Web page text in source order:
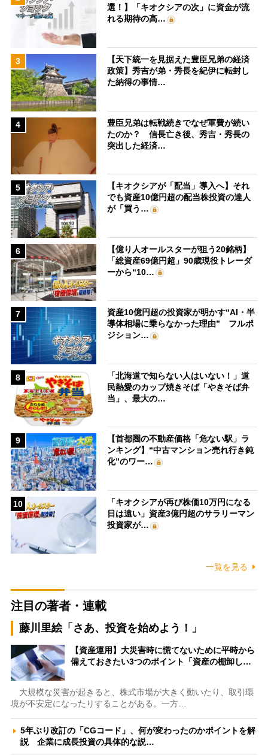
選！】「キオクシアの次」に資金が流
れる期待の高…
3
【天下統一を見据えた豊臣兄弟の経済
政策】秀吉が弟・秀長を紀伊に転封し
た納得の事情…
4
豊臣兄弟は転戦続きでなぜ軍費が続い
たのか？ 信長亡き後、秀吉・秀長の
突出した経済…
5
【キオクシアが「配当」導入へ】それ
でも資産10億円超の配当株投資の達人
が「買う…
6
【億り人オールスターが狙う20銘柄】
「総資産69億円超」90歳現役トレーダ
ーから“10…
7
資産10億円超の投資家が明かす“AI・半
導体相場に乗らなかった理由” フルポ
ジション…
8
「北海道で知らない人はいない！」道
民熱愛のカップ焼きそば「やきそば弁
当」、最大の…
9
【首都圏の不動産価格「危ない駅」ラ
ンキング】“中古マンション売れ行き鈍
化”のワー…
10
「キオクシアが再び株価10万円になる
日は遠い」資産3億円超のサラリーマン
投資家が…
一覧を見る
注目の著者・連載
藤川里絵「さあ、投資を始めよう！」
【資産運用】大災害時に慌てないために平時から
備えておきたい3つのポイント「資産の棚卸し…
大規模な災害が起きると、株式市場が大きく動いたり、取引環
境が不安定になったりすることがある。一方…
5年ぶり改訂の「CGコード」、何が変わったのかポイントを解
説 企業に成長投資の具体的な説…